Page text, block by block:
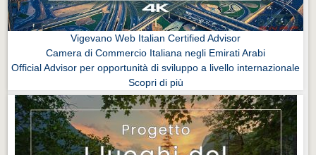
Vigevano Web Italian Certified Advisor
Camera di Commercio Italiana negli Emirati Arabi
Official Advisor per opportunità di sviluppo a livello internazionale
Scopri di più